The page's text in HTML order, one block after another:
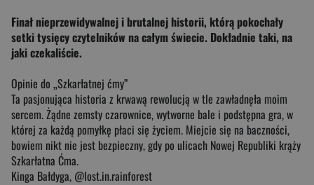
Finał nieprzewidywalnej i brutalnej historii, którą pokochały
setki tysięcy czytelników na całym świecie. Dokładnie taki, na
jaki czekaliście.
Opinie do „Szkarłatnej ćmy”
Ta pasjonująca historia z krwawą rewolucją w tle zawładnęła moim
sercem. Żądne zemsty czarownice, wytworne bale i podstępna gra, w
której za każdą pomyłkę płaci się życiem. Miejcie się na baczności,
bowiem nikt nie jest bezpieczny, gdy po ulicach Nowej Republiki krąży
Szkarłatna Ćma.
Kinga Bałdyga, @lost.in.rainforest